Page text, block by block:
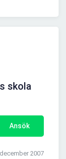
skola
Ansök
2007